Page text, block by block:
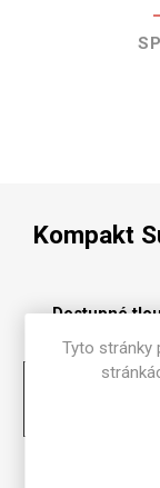
Kompakt
Dostupné
Tyto stránky